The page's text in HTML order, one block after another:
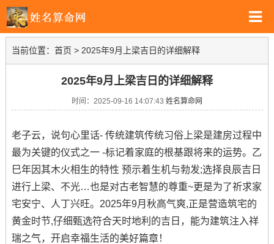
当前位置： 首页 > 2025年9月上梁吉日的详细解释
2025年9月上梁吉日的详细解释
时间：2025-09-16 14:07:43 姓名算命网
老子云，说句心里话- 传统建筑传统习俗上梁是建房过程中
最为关键的仪式之一 -标记着家庭的根基跟将来的运势。乙
巳年因其木火相生的特性 预示着生机与勃发;选择良辰吉日
进行上梁、不光…也是对古老智慧的尊重~更是为了祈求家
宅安宁、人丁兴旺。2025年9月秋高气爽,正是营造筑宅的
黄金时节,仔细甄选符合天时地利的吉日，能为建筑注入祥
瑞之气，开启幸福生活的美好篇章！